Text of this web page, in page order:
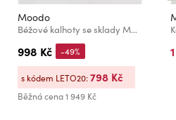
Moodo
Béžové kalhoty se sklady Moodo
998 Kč
Běžná cena1 949 Kč
-49%
s kódem LETO20:798 Kč